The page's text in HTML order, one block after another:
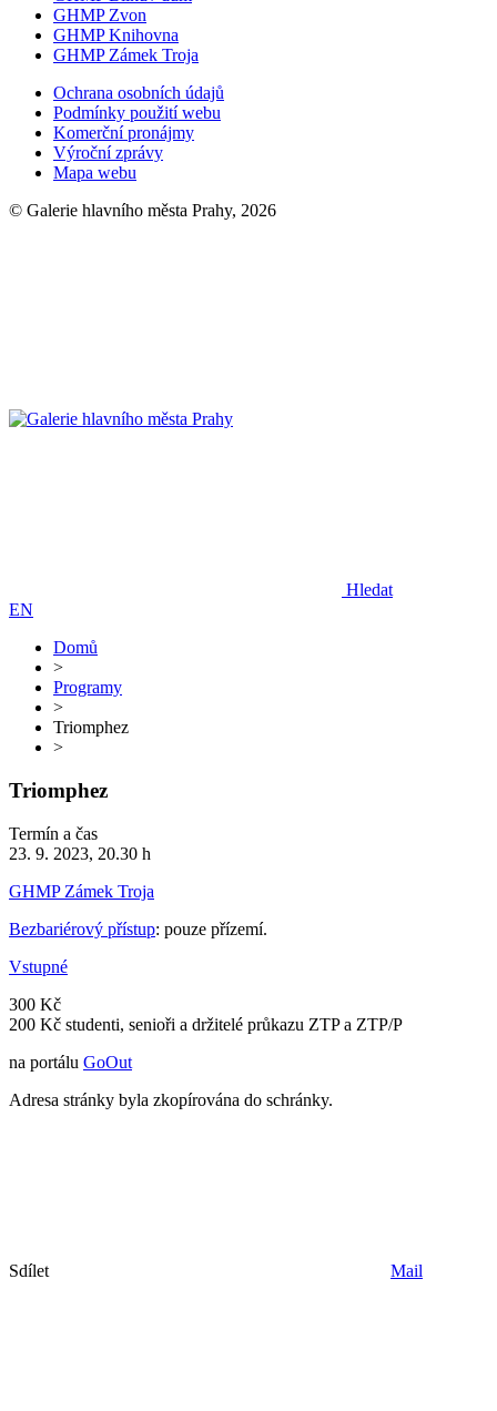
GHMP Zvon
GHMP Knihovna
GHMP Zámek Troja
Ochrana osobních údajů
Podmínky použití webu
Komerční pronájmy
Výroční zprávy
Mapa webu
© Galerie hlavního města Prahy, 2026
Hledat
EN
Domů
>
Programy
>
Triomphez
>
Triomphez
Termín a čas
23. 9. 2023, 20.30 h
GHMP Zámek Troja
Bezbariérový přístup: pouze přízemí.
Vstupné
300 Kč
200 Kč studenti, senioři a držitelé průkazu ZTP a ZTP/P
na portálu GoOut
Adresa stránky byla zkopírována do schránky.
Sdílet Mail